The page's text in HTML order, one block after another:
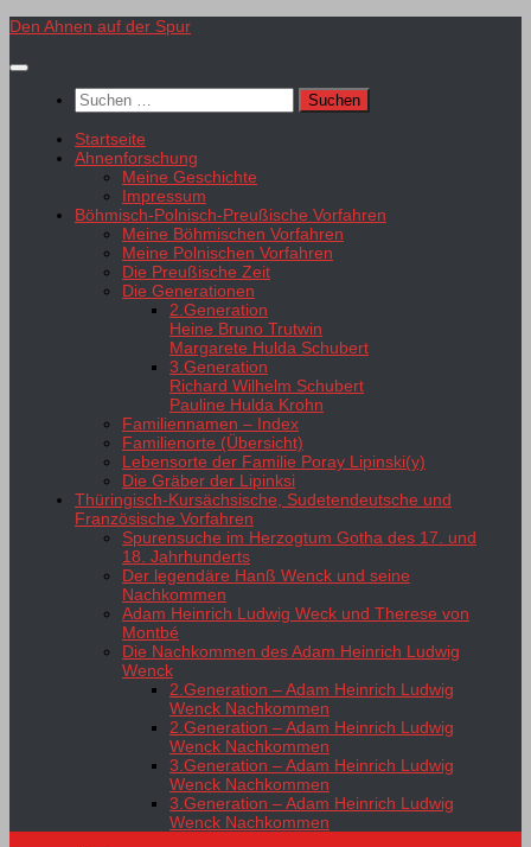
Zum
springen
Den Ahnen auf der Spur
Suchen
nach:
Startseite
Ahnenforschung
Meine Geschichte
Impressum
Böhmisch-Polnisch-Preußische Vorfahren
Meine Böhmischen Vorfahren
Meine Polnischen Vorfahren
Die Preußische Zeit
Die Generationen
2.Generation
Heine Bruno Trutwin
Margarete Hulda Schubert
3.Generation
Richard Wilhelm Schubert
Pauline Hulda Krohn
Familiennamen – Index
Familienorte (Übersicht)
Lebensorte der Familie Poray Lipinski(y)
Die Gräber der Lipinksi
Thüringisch-Kursächsische, Sudetendeutsche und
Französische Vorfahren
Spurensuche im Herzogtum Gotha des 17. und
18. Jahrhunderts
Der legendäre Hanß Wenck und seine
Nachkommen
Adam Heinrich Ludwig Weck und Therese von
Montbé
Die Nachkommen des Adam Heinrich Ludwig
Wenck
2.Generation – Adam Heinrich Ludwig
Wenck Nachkommen
2.Generation – Adam Heinrich Ludwig
Wenck Nachkommen
3.Generation – Adam Heinrich Ludwig
Wenck Nachkommen
3.Generation – Adam Heinrich Ludwig
Wenck Nachkommen